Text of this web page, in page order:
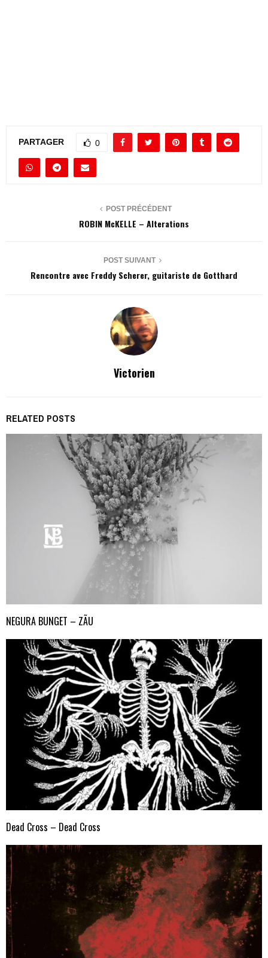
PARTAGER 0
POST PRÉCÉDENT
ROBIN McKELLE – Alterations
POST SUIVANT
Rencontre avec Freddy Scherer, guitariste de Gotthard
Victorien
RELATED POSTS
NEGURA BUNGET – ZÃU
Dead Cross – Dead Cross